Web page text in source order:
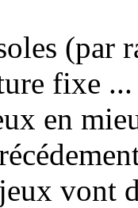
(par
fixe
en
vont